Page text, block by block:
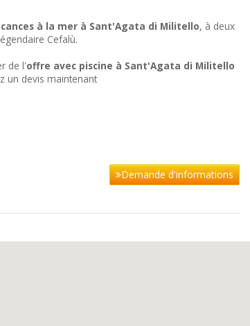
à la mer à Sant'Agata di Militello, à deux
Cefalù.
de l'offre avec piscine à Sant'Agata di Militello
un devis maintenant
Demande d'informations